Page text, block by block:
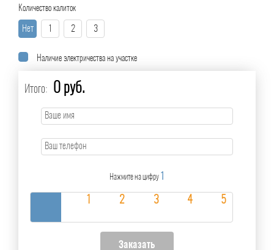
Количество калиток
Нет 2 3
Наличие электричества на участке
Итого: 0 руб.
Нажмите на цифру 1